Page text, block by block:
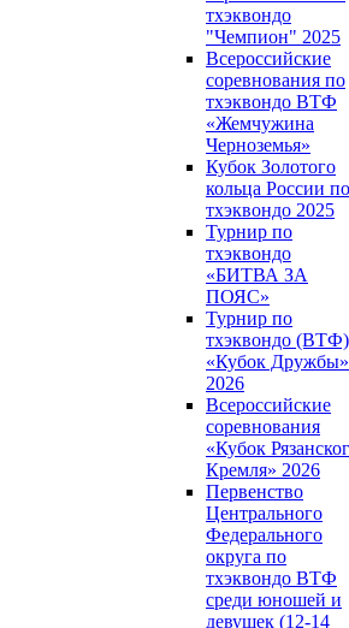
тхэквондо
"Чемпион" 2025
Всероссийские
соревнования по
тхэквондо ВТФ
«Жемчужина
Черноземья»
Кубок Золотого
кольца России по
тхэквондо 2025
Турнир по
тхэквондо
«БИТВА ЗА
ПОЯС»
Турнир по
тхэквондо (ВТФ)
«Кубок Дружбы»
2026
Всероссийские
соревнования
«Кубок
Кремля» 2026
Первенство
Центрального
Федерального
округа по
тхэквондо ВТФ
среди юношей и
девушек (12-14